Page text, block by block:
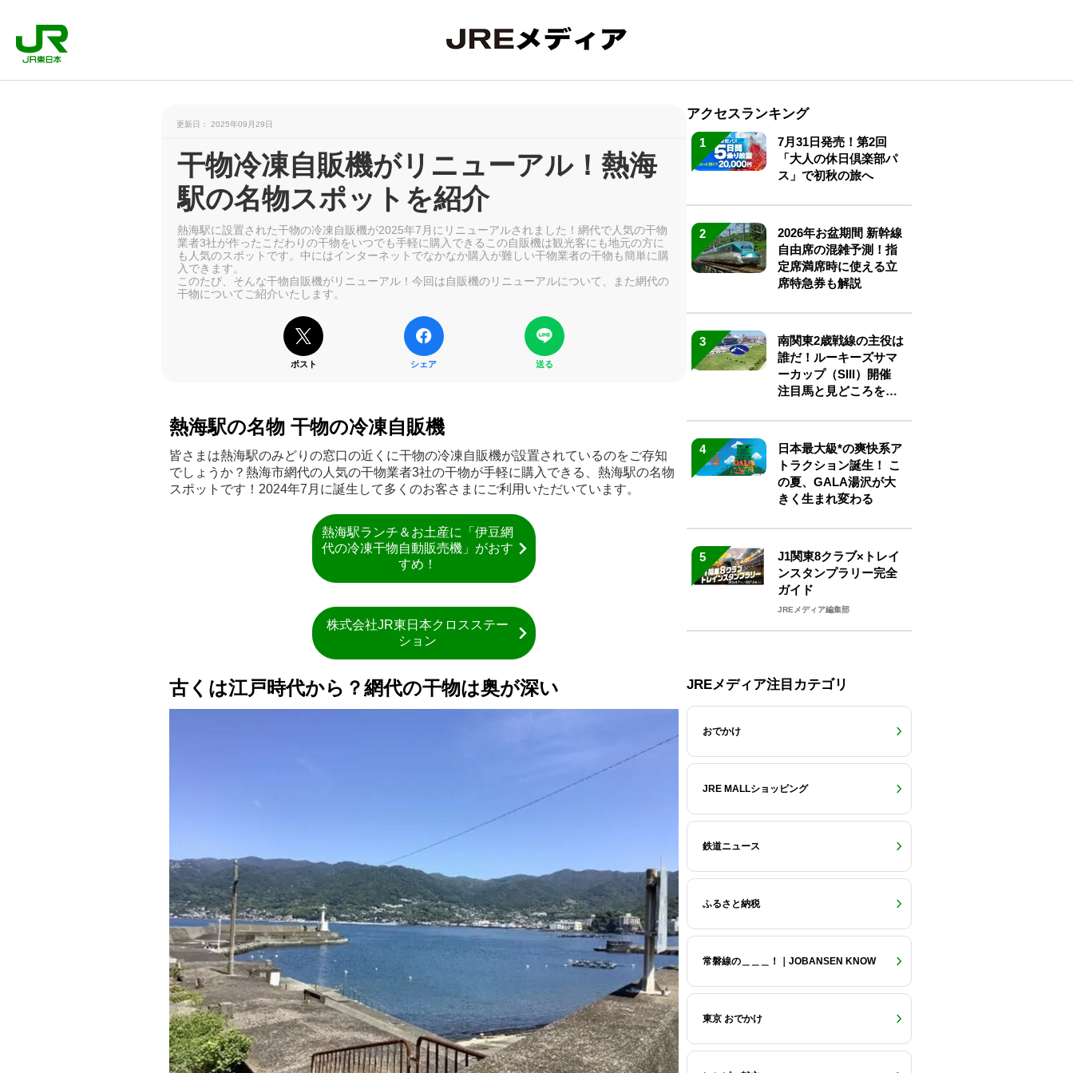
更新日： 2025年09月29日
干物冷凍自販機がリニューアル！熱海
駅の名物スポットを紹介
熱海駅に設置された干物の冷凍自販機が2025年7月にリニューアルされました！網代で人気の干物
業者3社が作ったこだわりの干物をいつでも手軽に購入できるこの自販機は観光客にも地元の方に
も人気のスポットです。中にはインターネットでなかなか購入が難しい干物業者の干物も簡単に購
入できます。
このたび、そんな干物自販機がリニューアル！今回は自販機のリニューアルについて、また網代の
干物についてご紹介いたします。
ポスト シェア 送る
熱海駅の名物 干物の冷凍自販機
皆さまは熱海駅のみどりの窓口の近くに干物の冷凍自販機が設置されているのをご存知
でしょうか？熱海市網代の人気の干物業者3社の干物が手軽に購入できる、熱海駅の名物
スポットです！2024年7月に誕生して多くのお客さまにご利用いただいています。
熱海駅ランチ＆お土産に「伊豆網
代の冷凍干物自動販売機」がおす
すめ！
株式会社JR東日本クロスステー
ション
古くは江戸時代から？網代の干物は奥が深い
アクセスランキング
1
7月31日発売！第2回
「大人の休日倶楽部パ
ス」で初秋の旅へ
2
2026年お盆期間 新幹線
自由席の混雑予測！指
定席満席時に使える立
席特急券も解説
3
南関東2歳戦線の主役は
誰だ！ルーキーズサマ
ーカップ（SIII）開催
注目馬と見どころをチ
4
日本最大級*の爽快系ア
トラクション誕生！ こ
の夏、GALA湯沢が大
きく生まれ変わる
5
J1関東8クラブ×トレイ
ンスタンプラリー完全
ガイド
JREメディア編集部
JREメディア注目カテゴリ
おでかけ
JRE MALLショッピング
鉄道ニュース
ふるさと納税
常磐線の＿＿＿！｜JOBANSEN KNOW
東京 おでかけ